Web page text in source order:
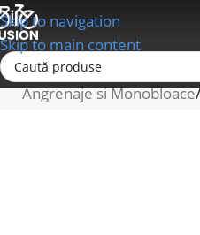
Skip to navigation
Skip to main content
Prima pagină
Angrenaje si Monobloace